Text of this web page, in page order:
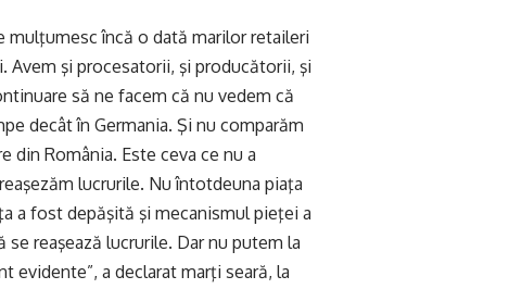
mulţumesc încă o dată marilor retaileri
Avem şi procesatorii, şi producătorii, şi
să ne facem că nu vedem că
decât în Germania. Şi nu comparăm
din România. Este ceva ce nu a
lucrurile. Nu întotdeuna piaţa
a fost depăşită şi mecanismul pieţei a
reaşează lucrurile. Dar nu putem la
evidente”, a declarat marţi seară, la